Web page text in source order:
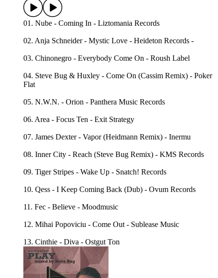
01. Nube - Coming In - Liztomania Records
02. Anja Schneider - Mystic Love - Heideton Records -
03. Chinonegro - Everybody Come On - Roush Label
04. Steve Bug & Huxley - Come On (Cassim Remix) - Poker
Flat
05. N.W.N. - Orion - Panthera Music Records
06. Area - Focus Ten - Exit Strategy
07. James Dexter - Vapor (Heidmann Remix) - Inermu
08. Inner City - Reach (Steve Bug Remix) - KMS Records
09. Tiger Stripes - Wake Up - Snatch! Records
10. Qess - I Keep Coming Back (Dub) - Ovum Records
11. Fec - Believe - Moodmusic
12. Mihai Popoviciu - Come Out - Sublease Music
13. Cinthie - Diva - Ostgut Ton